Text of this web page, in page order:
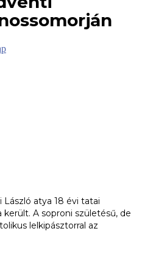
atya 18 évi tatai
A soproni születésű, de
lelkipásztorral az